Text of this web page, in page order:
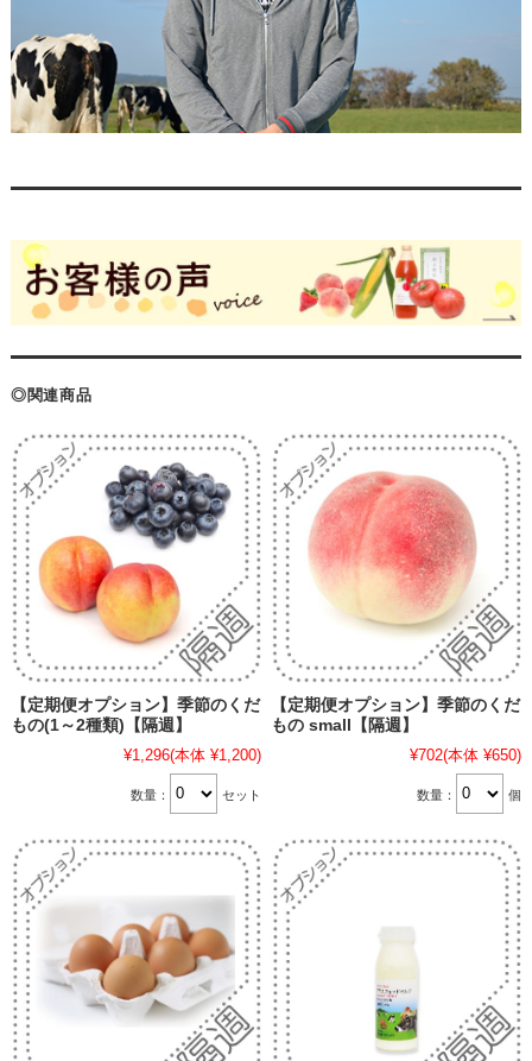
◎関連商品
【定期便オプション】季節のくだ
もの(1～2種類)【隔週】
¥1,296(本体 ¥1,200)
数量： セット
【定期便オプション】季節のくだ
もの small【隔週】
¥702(本体 ¥650)
数量： 個